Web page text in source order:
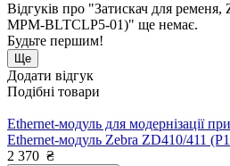
Відгуків про "Затискач для
MPM-BLTCLP5-01)" ще немає.
Будьте першим!
Ще
Додати відгук
Подібні товари
Ethernet-модуль для модернізації
Ethernet-модуль Zebra ZD410/411
2 370 ₴